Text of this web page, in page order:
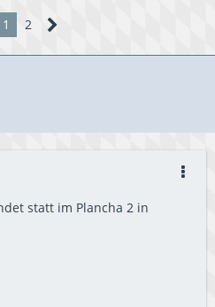
1 2
statt im Plancha 2 in